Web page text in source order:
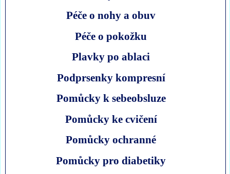
Péče o nohy a obuv
Péče o pokožku
Plavky po ablaci
Podprsenky kompresní
Pomůcky k sebeobsluze
Pomůcky ke cvičení
Pomůcky ochranné
Pomůcky pro diabetiky